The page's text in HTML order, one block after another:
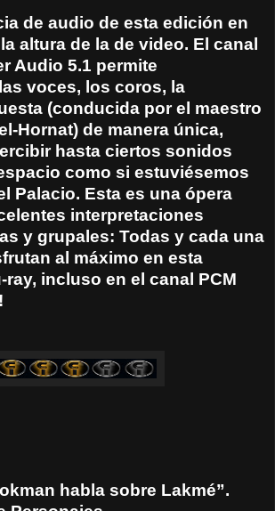
de audio de esta edición en
altura de la de video. El canal
Audio 5.1 permite
voces, los coros, la
(conducida por el maestro
Hornat) de manera única,
hasta ciertos sonidos
como si estuviésemos
Palacio. Esta es una ópera
interpretaciones
y grupales: Todas y cada una
al máximo en esta
incluso en el canal PCM
habla sobre Lakmé”.